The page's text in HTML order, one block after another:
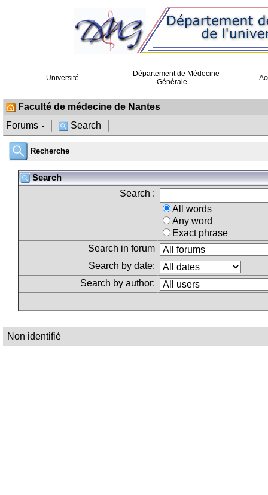
- Université -
- Département de Médecine
Générale -
-
Faculté de médecine de Nantes
Forums
Search
Recherche
Search
Search :
All words
Any word
Exact phrase
Search in forum
Search by date:
Search by author:
Non identifié